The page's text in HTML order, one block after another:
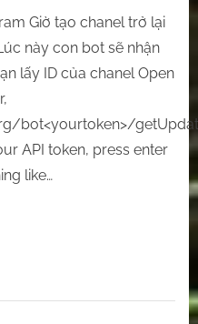
Giờ tạo chanel trở lại
này con bot sẽ nhận
lấy ID của chanel Open
bot<yourtoken>/
API token, press enter
like…